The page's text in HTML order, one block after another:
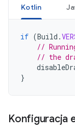
Kotlin
if (Build .
//
// the
}
Konfiguracja